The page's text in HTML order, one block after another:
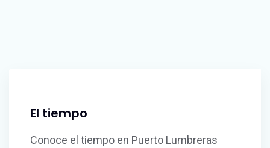
El tiempo
Conoce el tiempo en Puerto Lumbreras